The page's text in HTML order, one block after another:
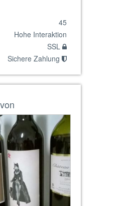
45
Hohe Interaktion
SSL
Sichere Zahlung